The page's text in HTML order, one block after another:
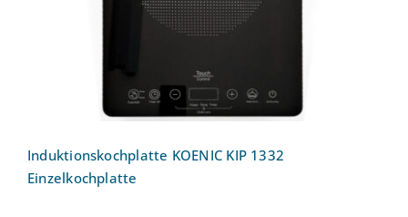
Induktionskochplatte KOENIC KIP 1332
Einzelkochplatte